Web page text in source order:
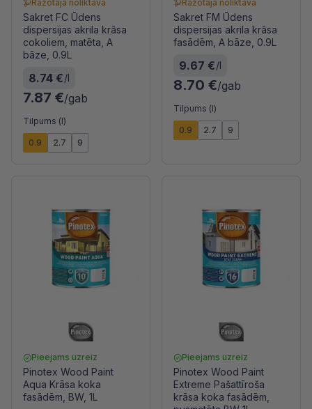
Ražotāja noliktavā
Sakret FC Ūdens
dispersijas akrila krāsa
cokoliem, matēta, A
bāze, 0.9L
8.74 €/l
7.87 €/gab
Tilpums (l)
0.9 2.7 9
Ražotāja noliktavā
Sakret FM Ūdens
dispersijas akrila krāsa
fasādēm, A bāze, 0.9L
9.67 €/l
8.70 €/gab
Tilpums (l)
0.9 2.7 9
Pieejams uzreiz
Pinotex Wood Paint
Aqua Krāsa koka
fasādēm, BW, 1L
Pieejams uzreiz
Pinotex Wood Paint
Extreme Pašattīroša
krāsa koka fasādēm,